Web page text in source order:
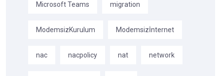
Microsoft Teams migration
ModemsizKurulum Modemsizİnternet
nac nacpolicy nat network